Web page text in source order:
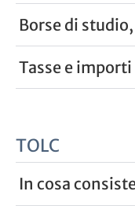
Borse di
Tasse e importi
TOLC
In cosa